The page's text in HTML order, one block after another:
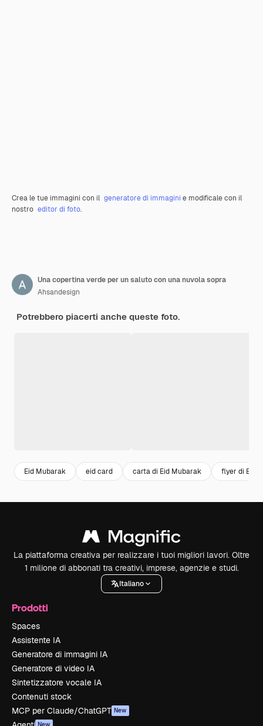
Crea le tue immagini con il generatore di immagini e modificale con il
nostro editor di foto.
Una copertina verde per un saluto con una nuvola sopra
Ahsandesign
Potrebbero piacerti anche queste foto.
Eid Mubarak eid card carta di Eid Mubarak flyer di Eid
La piattaforma creativa per realizzare i tuoi migliori lavori. Oltre
1 milione di abbonati tra creativi, imprese, agenzie e studi.
Italiano
Prodotti
Spaces
Assistente IA
Generatore di immagini IA
Generatore di video IA
Sintetizzatore vocale IA
Contenuti stock
MCP per Claude/ChatGPT New